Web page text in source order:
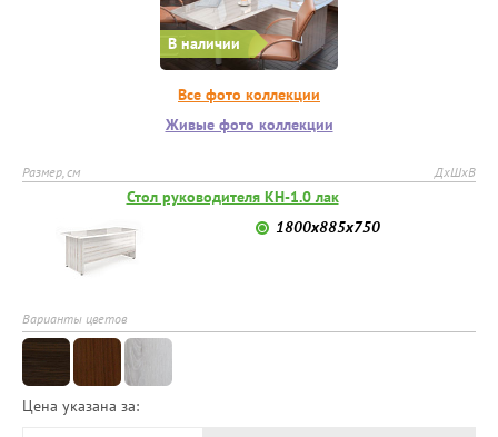
В наличии
Все фото коллекции
Живые фото коллекции
Размер, см ДхШхВ
Стол руководителя КН-1.0 лак
1800х885х750
Варианты цветов
Цена указана за: